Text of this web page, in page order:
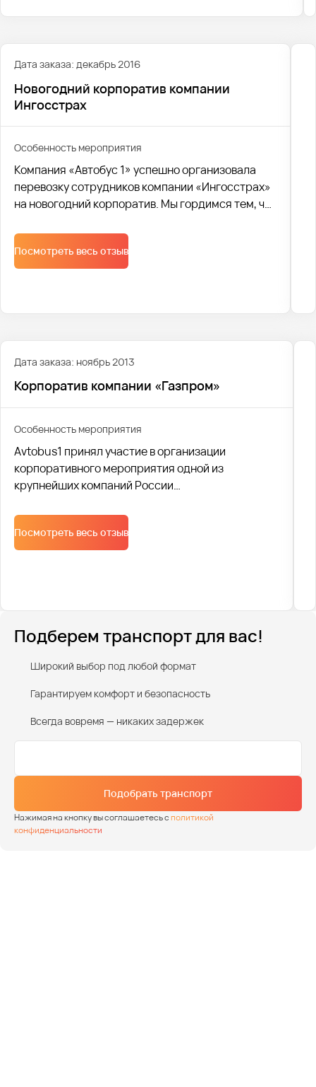
Екатеринбурге.
Дата заказа: декабрь 2016
Новогодний корпоратив компании
Ингосстрах
Особенность мероприятия
Компания «Автобус 1» успешно организовала
перевозку сотрудников компании «Ингосстрах»
на новогодний корпоратив. Мы гордимся тем, что
участников праздника
Посмотреть весь отзыв
Дата заказа: ноябрь 2013
Корпоратив компании «Газпром»
Особенность мероприятия
Avtobus1 принял участие в организации
корпоративного мероприятия одной из
крупнейших компаний России
комфортабельных автобусах и в праздничном
настроении были доставлены на торжество.
Посмотреть весь отзыв
Подберем транспорт для вас!
Широкий выбор под любой формат
Гарантируем комфорт и безопасность
Всегда вовремя — никаких задержек
Подобрать транспорт
Нажимая на кнопку вы соглашаетесь сполитикой
конфиденциальности